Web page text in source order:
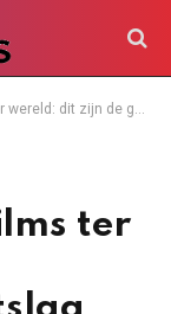
die je hartslag omhoogjagen
ter